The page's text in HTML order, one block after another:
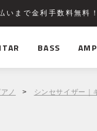
いまで金利手数料無料！
BASS AMP
ノ > シンセサイザー｜